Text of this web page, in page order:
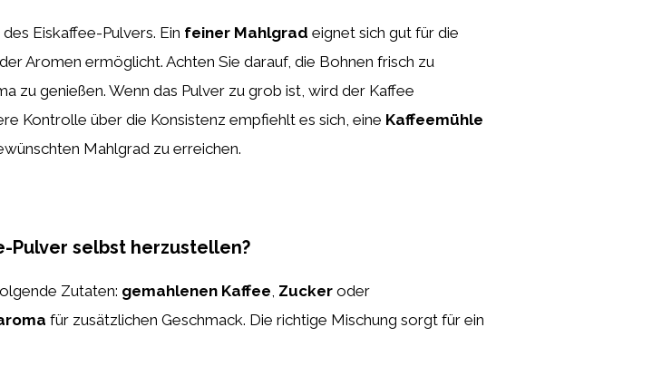
Eiskaffee-Pulvers. Ein feiner Mahlgrad eignet sich gut für die
Aromen ermöglicht. Achten Sie darauf, die Bohnen frisch zu
zu genießen. Wenn das Pulver zu grob ist, wird der Kaffee
Kontrolle über die Konsistenz empfiehlt es sich, eine Kaffeemühle
Mahlgrad zu erreichen.
Pulver selbst herzustellen?
Zutaten: gemahlenen Kaffee, Zucker oder
für zusätzlichen Geschmack. Die richtige Mischung sorgt für ein